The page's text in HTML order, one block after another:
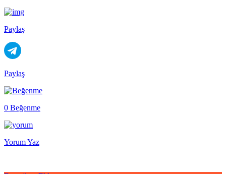
Paylaş
Paylaş
0 Beğenme
Yorum Yaz